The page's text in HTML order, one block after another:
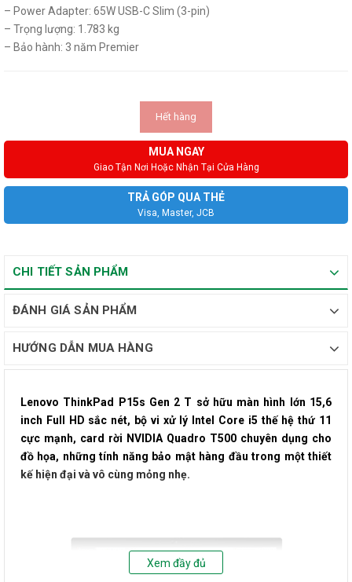
– Power Adapter: 65W USB-C Slim (3-pin)
– Trọng lượng: 1.783 kg
– Bảo hành: 3 năm Premier
Hết hàng
MUA NGAY
Giao Tận Nơi Hoặc Nhận Tại Cửa Hàng
TRẢ GÓP QUA THẺ
Visa, Master, JCB
CHI TIẾT SẢN PHẨM
ĐÁNH GIÁ SẢN PHẨM
HƯỚNG DẪN MUA HÀNG
Lenovo ThinkPad P15s Gen 2 T sở hữu màn hình lớn 15,6
inch Full HD sắc nét, bộ vi xử lý Intel Core i5 thế hệ thứ 11
cực mạnh, card rời NVIDIA Quadro T500 chuyên dụng cho
đồ họa, những tính năng bảo mật hàng đầu trong một thiết
kế hiện đại và vô cùng mỏng nhẹ.
Xem đầy đủ